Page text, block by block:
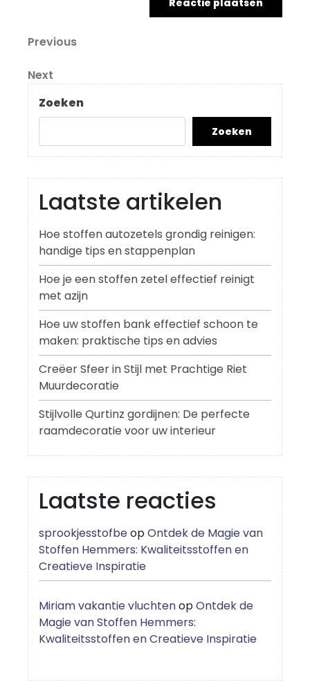
Berichtnavigatie
Previous
Previous
Next
Post
Next
Zoeken
Zoeken
Laatste artikelen
Hoe stoffen autozetels grondig reinigen:
handige tips en stappenplan
Hoe je een stoffen zetel effectief reinigt
met azijn
Hoe uw stoffen bank effectief schoon te
maken: praktische tips en advies
Creëer Sfeer in Stijl met Prachtige Riet
Muurdecoratie
Stijlvolle Qurtinz gordijnen: De perfecte
raamdecoratie voor uw interieur
Laatste reacties
sprookjesstofbeopOntdek de Magie van
Stoffen Hemmers: Kwaliteitsstoffen en
Creatieve Inspiratie
Miriam vakantie vluchtenopOntdek de
Magie van Stoffen Hemmers:
Kwaliteitsstoffen en Creatieve Inspiratie